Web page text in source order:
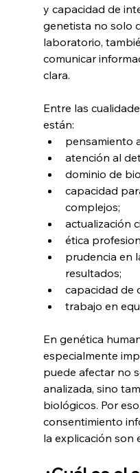
y capacidad de
genetista no solo
laboratorio,
comunicar
clara.
Entre las
están:
pensamiento
atención al
dominio de
capacidad
complejos;
actualización
ética
prudencia en
resultados;
capacidad de
trabajo en
En genética
especialmente
puede afectar no
analizada, sino
biológicos. Por
consentimiento
la explicación son